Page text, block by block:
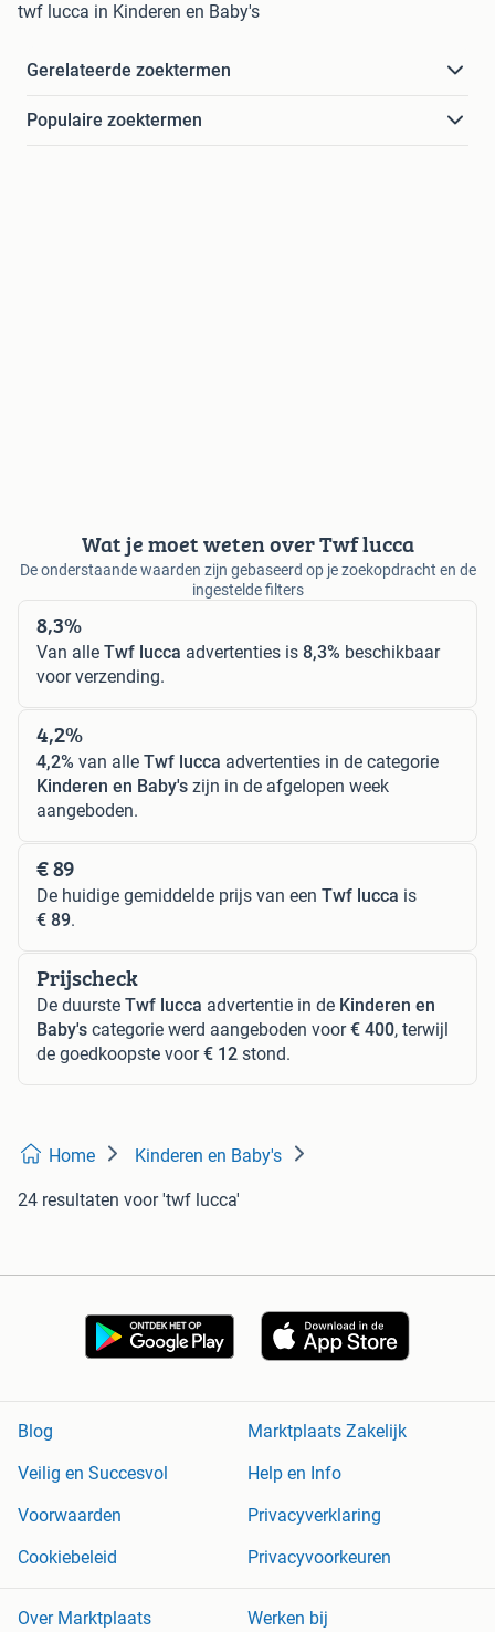
twf lucca in Kinderen en Baby's
Gerelateerde zoektermen
Populaire zoektermen
Wat je moet weten over Twf lucca
De onderstaande waarden zijn gebaseerd op je zoekopdracht en de
ingestelde filters
8,3%
Van alle Twf lucca advertenties is 8,3% beschikbaar
voor verzending.
4,2%
4,2% van alle Twf lucca advertenties in de categorie
Kinderen en Baby's zijn in de afgelopen week
aangeboden.
€ 89
De huidige gemiddelde prijs van een Twf lucca is
€ 89.
Prijscheck
De duurste Twf lucca advertentie in de Kinderen en
Baby's categorie werd aangeboden voor€ 400, terwijl
de goedkoopste voor€ 12 stond.
Home Kinderen en Baby's
24 resultaten voor 'twf lucca'
Blog
Marktplaats Zakelijk
Veilig en Succesvol
Help en Info
Voorwaarden
Privacyverklaring
Cookiebeleid
Privacyvoorkeuren
Over Marktplaats Werken bij